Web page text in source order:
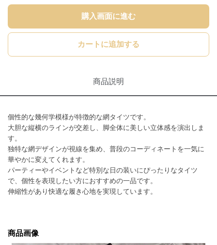
購入画面に進む
カートに追加する
商品説明
個性的な幾何学模様が特徴的な網タイツです。
大胆な縦横のラインが交差し、脚全体に美しい立体感を演出しま
す。
独特な網デザインが視線を集め、普段のコーディネートを一気に
華やかに変えてくれます。
パーティーやイベントなど特別な日の装いにぴったりなタイツ
で、個性を表現したい方におすすめの一品です。
伸縮性があり快適な履き心地を実現しています。
商品画像